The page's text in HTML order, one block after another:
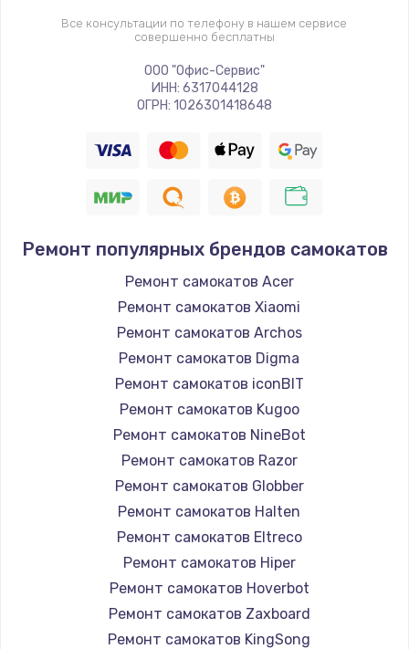
Все консультации по телефону в нашем сервисе
совершенно бесплатны
ООО "Офис-Сервис"
ИНН: 6317044128
ОГРН: 1026301418648
Ремонт популярных брендов самокатов
Ремонт самокатов Acer
Ремонт самокатов Xiaomi
Ремонт самокатов Archos
Ремонт самокатов Digma
Ремонт самокатов iconBIT
Ремонт самокатов Kugoo
Ремонт самокатов NineBot
Ремонт самокатов Razor
Ремонт самокатов Globber
Ремонт самокатов Halten
Ремонт самокатов Eltreco
Ремонт самокатов Hiper
Ремонт самокатов Hoverbot
Ремонт самокатов Zaxboard
Ремонт самокатов KingSong